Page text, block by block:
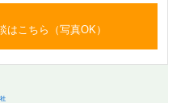
はこちら（写真OK）